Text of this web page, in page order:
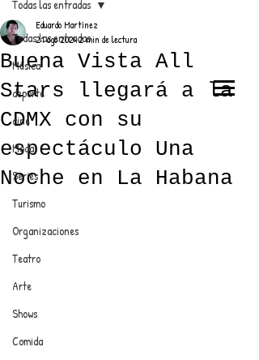
ANUNCIATE CON NOSOTROS
PARA MÁS INFORMACIÓN:
dinamicaseltrendytop@gmail.com
EL TRENDY TOP
CON EDDY MARTINEZ
Todas las entradas
Música
deporte
cine
Moda
Series
Turismo
Organizaciones
Teatro
Arte
Shows
Comida
Todas las entradas
Buena Vista All
Stars llegará a la
CDMX con su
espectáculo Una
Noche en La Habana
Eduardo Martínez
21 ago 20242 min de lectura